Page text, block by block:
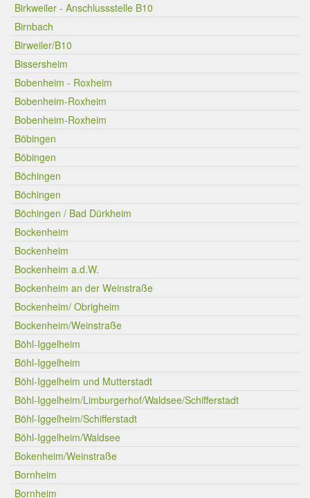
Birkweiler - Anschlussstelle B10
Birnbach
Birweiler/B10
Bissersheim
Bobenheim - Roxheim
Bobenheim-Roxheim
Bobenheim-Roxheim
Böbingen
Böbingen
Böchingen
Böchingen
Böchingen / Bad Dürkheim
Bockenheim
Bockenheim
Bockenheim a.d.W.
Bockenheim an der Weinstraße
Bockenheim/ Obrigheim
Bockenheim/Weinstraße
Böhl-Iggelheim
Böhl-Iggelheim
Böhl-Iggelheim und Mutterstadt
Böhl-Iggelheim/Limburgerhof/Waldsee/Schifferstadt
Böhl-Iggelheim/Schifferstadt
Böhl-Iggelheim/Waldsee
Bokenheim/Weinstraße
Bornheim
Bornheim